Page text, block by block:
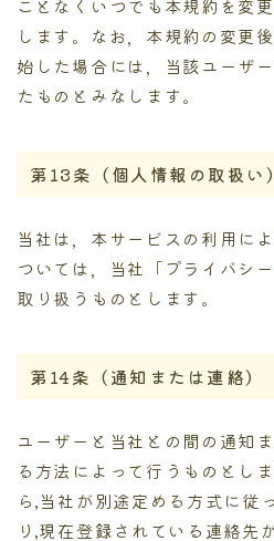
ことなくいつでも本規約を変
します。なお，本規約の変更
始した場合には，当該ユーザ
たものとみなします。
第13条（個人情報の取扱い）
当社は，本サービスの利用に
ついては，当社「プライバシ
取り扱うものとします。
第14条（通知または連絡）
ユーザーと当社との間の通知
る方法によって行うものとし
ら,当社が別途定める方式に従
り,現在登録されている連絡先